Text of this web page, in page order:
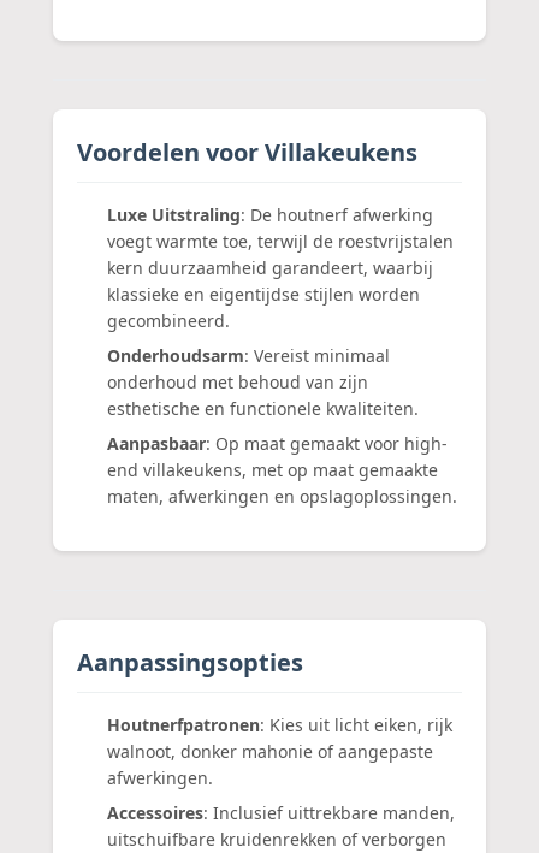
Voordelen voor Villakeukens
Luxe Uitstraling: De houtnerf afwerking
voegt warmte toe, terwijl de roestvrijstalen
kern duurzaamheid garandeert, waarbij
klassieke en eigentijdse stijlen worden
gecombineerd.
Onderhoudsarm: Vereist minimaal
onderhoud met behoud van zijn
esthetische en functionele kwaliteiten.
Aanpasbaar: Op maat gemaakt voor high-
end villakeukens, met op maat gemaakte
maten, afwerkingen en opslagoplossingen.
Aanpassingsopties
Houtnerfpatronen: Kies uit licht eiken, rijk
walnoot, donker mahonie of aangepaste
afwerkingen.
Accessoires: Inclusief uittrekbare manden,
uitschuifbare kruidenrekken of verborgen